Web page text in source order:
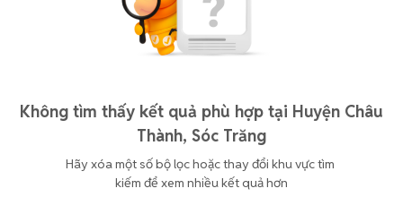
Không tìm thấy kết quả phù hợp tại Huyện Châu
Thành, Sóc Trăng
Hãy xóa một số bộ lọc hoặc thay đổi khu vực tìm
kiếm để xem nhiều kết quả hơn